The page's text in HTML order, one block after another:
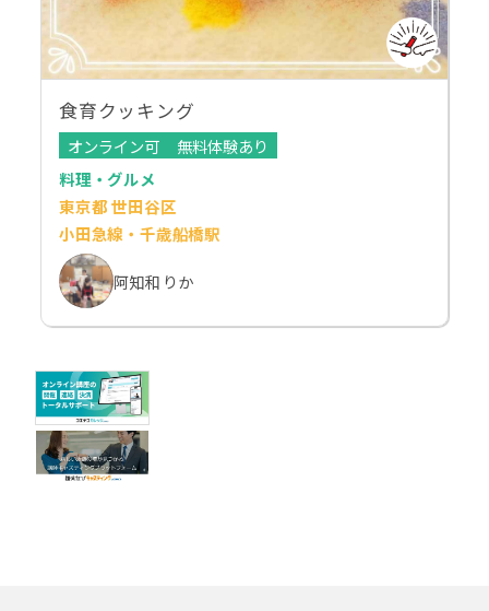
食育クッキング
オンライン可
無料体験あり
料理・グルメ
東京都 世田谷区
小田急線・千歳船橋駅
阿知和 りか